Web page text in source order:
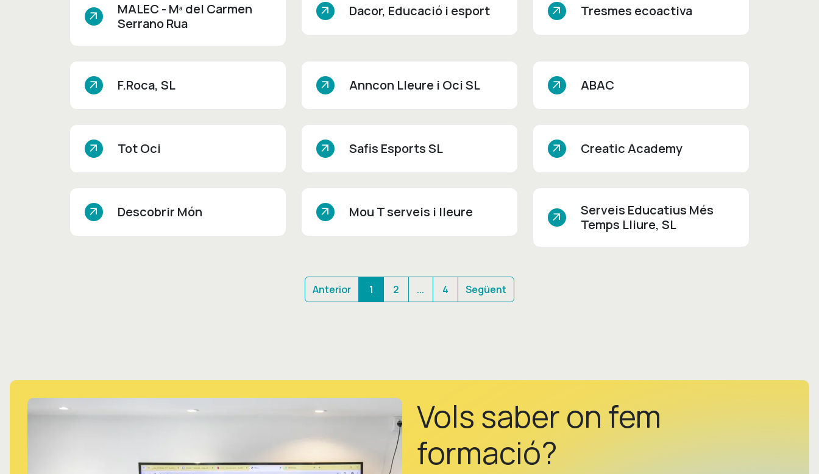
arrow_outward
MALEC - Mª del Carmen
Serrano Rua
arrow_outward Dacor, Educació i esport arrow_outward Tresmes ecoactiva
arrow_outward F.Roca, SL arrow_outward Anncon Lleure i Oci SL arrow_outward ABAC
arrow_outward Tot Oci arrow_outward Safis Esports SL arrow_outward Creatic Academy
arrow_outward Descobrir Món arrow_outward Mou T serveis i lleure arrow_outward
Serveis Educatius Més
Temps Lliure, SL
Anterior 1 2 ... 4 Següent
Vols saber on fem
formació?